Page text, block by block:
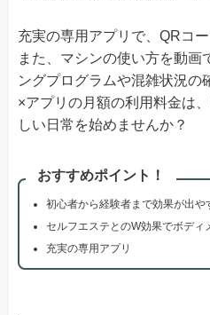
充実の専用アプリで、QRコ
また、マシンの使い方を動画
ングプログラムや混雑状況の
×アプリの月額の利用料金は
しい日常を始めませんか？
おすすめポイント！
初心者から経験者まで効果が出
セルフエステとのW効果でボディ
充実の専用アプリ